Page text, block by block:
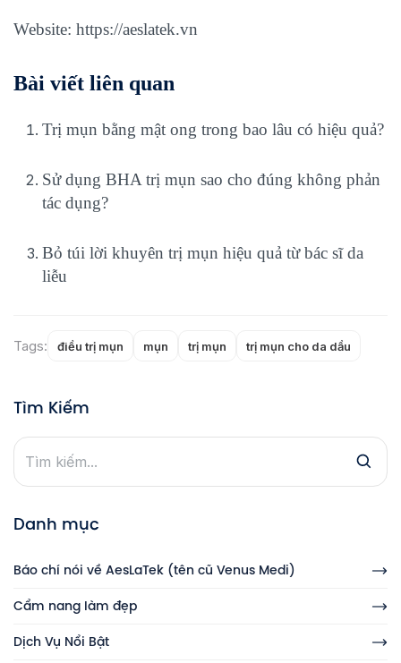
Website: https://aeslatek.vn
Bài viết liên quan
Trị mụn bằng mật ong trong bao lâu có hiệu quả?
Sử dụng BHA trị mụn sao cho đúng không phản
tác dụng?
Bỏ túi lời khuyên trị mụn hiệu quả từ bác sĩ da
liễu
Tags: điều trị mụn mụn trị mụn trị mụn cho da dầu
Tìm Kiếm
Danh mục
Báo chí nói về AesLaTek (tên cũ Venus Medi)
Cẩm nang làm đẹp
Dịch Vụ Nổi Bật